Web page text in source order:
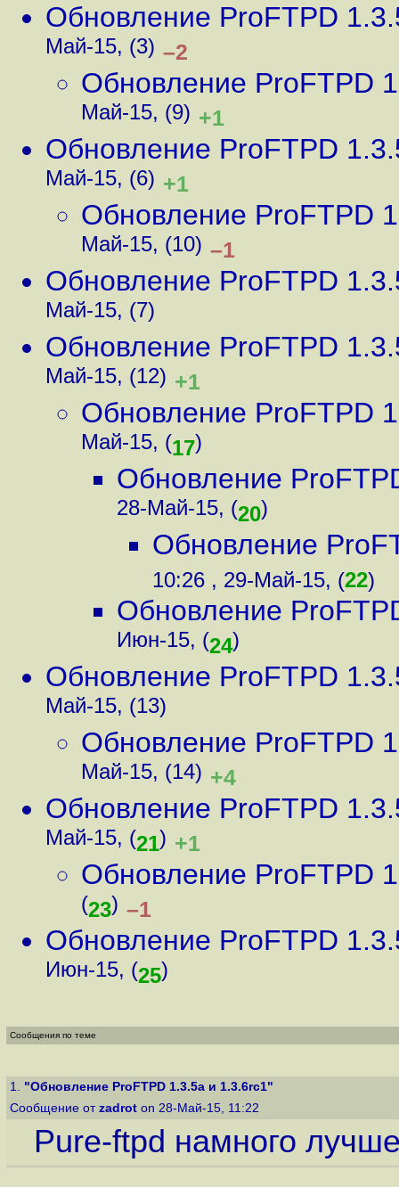
Обновление ProFTPD
Май-15, (3) –2
Обновление ProFTPD
Май-15, (9) +1
Обновление ProFTPD
Май-15, (6) +1
Обновление ProFTPD
Май-15, (10) –1
Обновление ProFTPD
Май-15, (7)
Обновление ProFTPD
Май-15, (12) +1
Обновление ProFTPD
Май-15, (17)
Обновление
28-Май-15, (20)
Обновление
10:26 , 29-Май-15, (22)
Обновление
Июн-15, (24)
Обновление ProFTPD
Май-15, (13)
Обновление ProFTPD
Май-15, (14) +4
Обновление ProFTPD
Май-15, (21) +1
Обновление ProFTPD
(23) –1
Обновление ProFTPD
Июн-15, (25)
Сообщения по теме
1. "Обновление ProFTPD 1.3.5a и 1.3.6rc1"
Сообщение от zadrot on 28-Май-15, 11:22
Pure-ftpd намного